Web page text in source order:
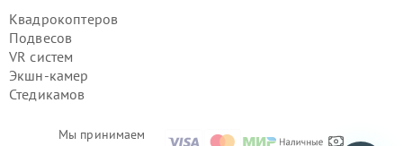
Мы принимаем
Квадрокоптеров
Подвесов
VR систем
Экшн-камер
Стедикамов
Замена S-Video порта стедикама DJI
в г.Самара
Замена S-Video порта стедикама DJI
в г.Пермь
Замена S-Video порта стедикама DJI
в г.Красноярск
Ижевск